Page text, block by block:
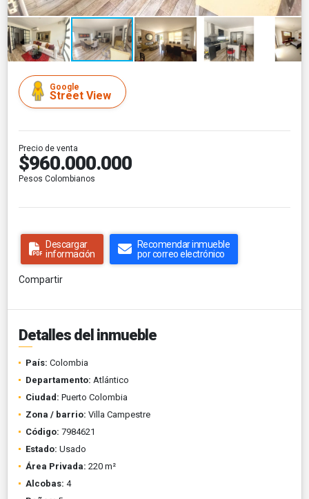
Google
Street View
Precio de venta
$960.000.000
Pesos Colombianos
Descargar
información
Recomendar inmueble
por correo electrónico
Compartir
Detalles del inmueble
País: Colombia
Departamento: Atlántico
Ciudad: Puerto Colombia
Zona / barrio: Villa Campestre
Código: 7984621
Estado: Usado
Área Privada: 220 m²
Alcobas: 4